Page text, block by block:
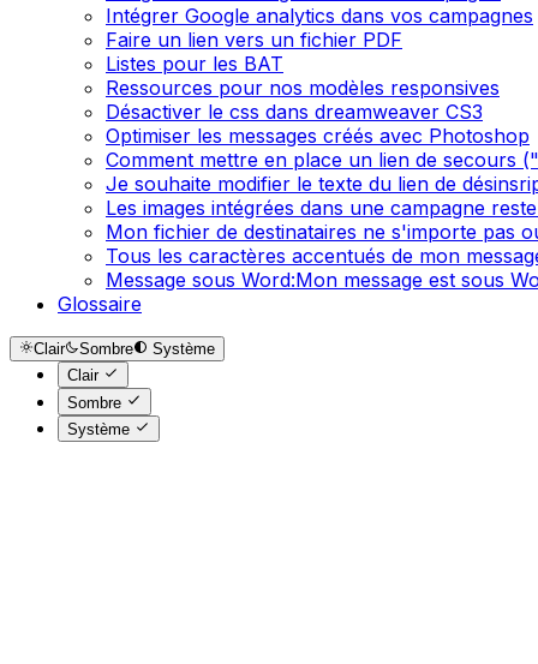
Intégrer Google analytics dans vos campagnes
Faire un lien vers un fichier PDF
Listes pour les BAT
Ressources pour nos modèles responsives
Désactiver le css dans dreamweaver CS3
Optimiser les messages créés avec Photoshop
Comment mettre en place un lien de secours
Je souhaite modifier le texte du lien de
Les images intégrées dans une campagne
Mon fichier de destinataires ne s'importe pas
Tous les caractères accentués de mon
Message sous Word:Mon message est sous
Glossaire
Clair Sombre
Système
Clair
Sombre
Système